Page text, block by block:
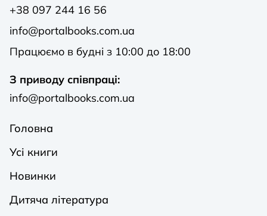
+38 097 244 16 56
info@portalbooks.com.ua
Працюємо в будні з 10:00 до 18:00
З приводу співпраці:
info@portalbooks.com.ua
Головна
Усі книги
Новинки
Дитяча література